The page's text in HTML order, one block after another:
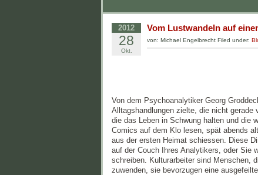
2012
28
Okt.
Vom Lustwandeln auf
von: Michael Engelbrecht Filed under:
Von dem Psychoanalytiker Georg
Alltagshandlungen zielte, die nicht gerade
die das Leben in Schwung halten und die
Comics auf dem Klo lesen, spät abends
aus der ersten Heimat schiessen. Diese
auf der Couch Ihres Analytikers, oder Sie
schreiben. Kulturarbeiter sind Menschen,
zuwenden, sie bevorzugen eine